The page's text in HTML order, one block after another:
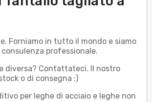
Forniamo in tutto il mondo e siamo
professionale.
diversa? Contattateci. Il nostro
o di consegna :)
per leghe di acciaio e leghe non